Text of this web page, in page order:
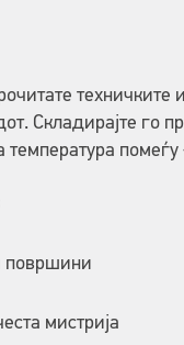
техничките
Складирајте го
помеѓу
површини
мистрија